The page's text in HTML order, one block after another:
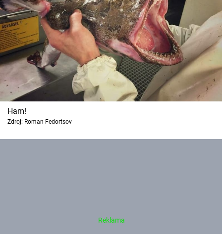
Ham!
Zdroj: Roman Fedortsov